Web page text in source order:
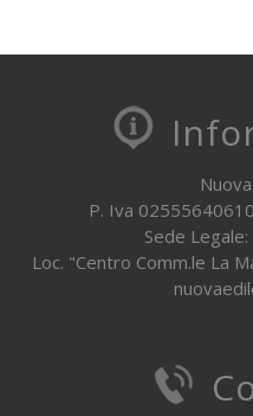
P. Iva
Sede Legale:
Loc. "Centro Comm.le La